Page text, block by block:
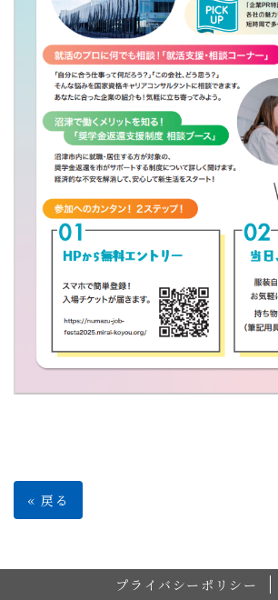
«戻る
プライバシーポリシー